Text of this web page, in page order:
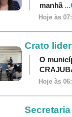
manhã
Hoje às
Crato
O
Hoje às